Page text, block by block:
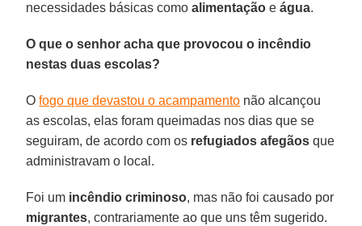
necessidades básicas comoalimentação eágua.
O que o senhor acha que provocou o incêndio
nestas duas escolas?
Ofogo que devastou o acampamento não alcançou
as escolas, elas foram queimadas nos dias que se
seguiram, de acordo com os refugiados afegãos que
administravam o local.
Foi um incêndio criminoso, mas não foi causado por
migrantes, contrariamente ao que uns têm sugerido.